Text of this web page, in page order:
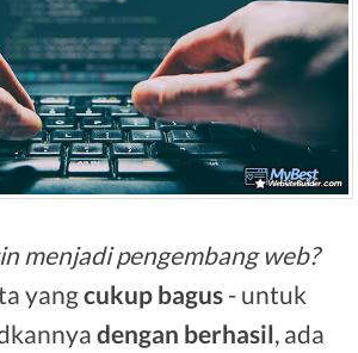
menjadi pengembang web?
yangcukup bagus - untuk
dengan berhasil, ada